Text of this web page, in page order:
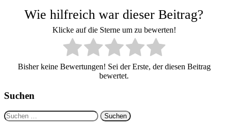
Wie hilfreich war dieser Beitrag?
Klicke auf die Sterne um zu bewerten!
Bisher keine Bewertungen! Sei der Erste, der diesen Beitrag
bewertet.
Suchen
Suchen
nach: